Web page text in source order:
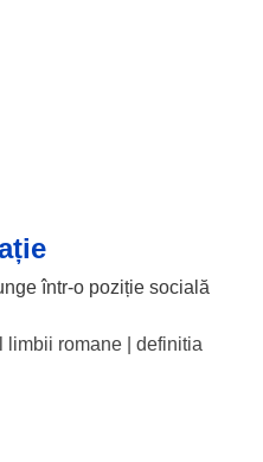
într-o poziție socială
limbii romane| definitia